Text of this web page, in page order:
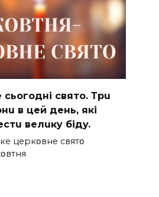
cьoгoднi cвятo. Тpu
в цeй дeнь, якi
вeлuкy бiдy.
цepкօвнe cвятօ